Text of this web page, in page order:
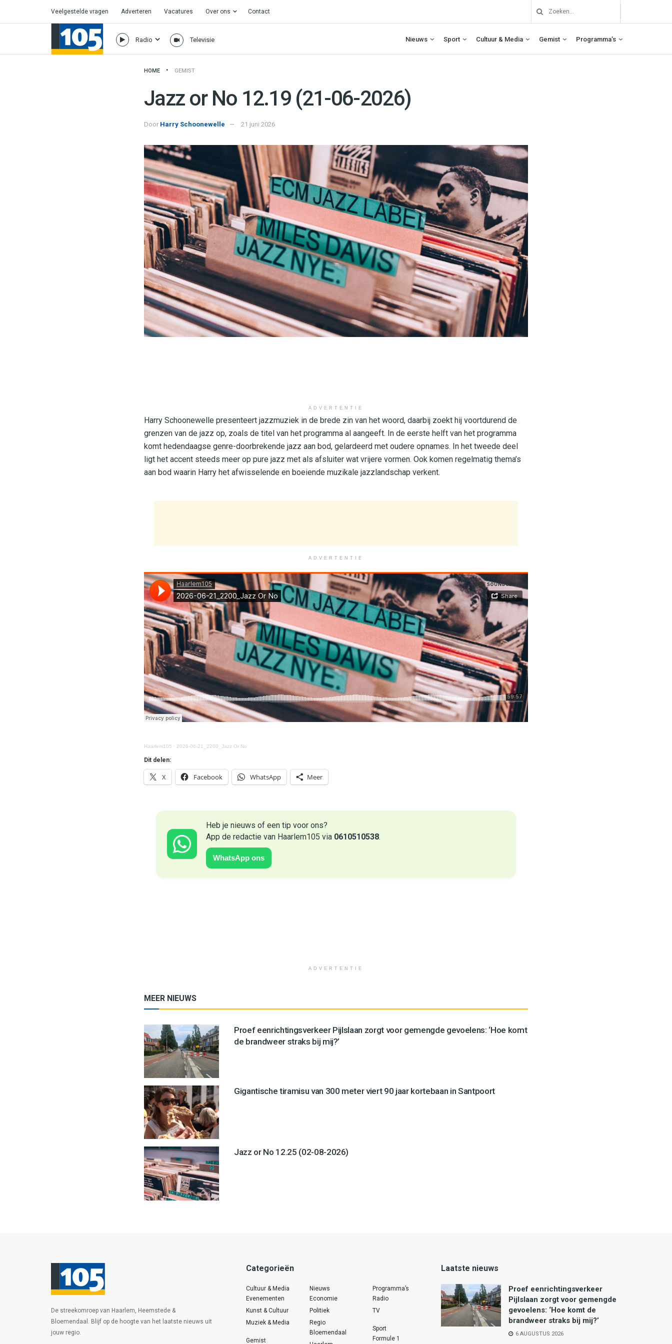
Veelgestelde vragen Adverteren Vacatures Over ons Contact
Radio Televisie Nieuws Sport Cultuur & Media Gemist Programma’s
HOME GEMIST
Jazz or No 12.19 (21-06-2026)
Door Harry Schoonewelle 21 juni 2026
ADVERTENTIE
Harry Schoonewelle presenteert jazzmuziek in de brede zin van het woord, daarbij zoekt hij voortdurend de
grenzen van de jazz op, zoals de titel van het programma al aangeeft. In de eerste helft van het programma
komt hedendaagse genre-doorbrekende jazz aan bod, gelardeerd met oudere opnames. In het tweede deel
ligt het accent steeds meer op pure jazz met als afsluiter wat vrijere vormen. Ook komen regelmatig thema’s
aan bod waarin Harry het afwisselende en boeiende muzikale jazzlandschap verkent.
ADVERTENTIE
Haarlem105 · 2026-06-21_2200_Jazz Or No
Dit delen:
X Facebook WhatsApp Meer
Heb je nieuws of een tip voor ons?
App de redactie van Haarlem105 via 0610510538.
WhatsApp ons
ADVERTENTIE
MEER NIEUWS
Proef eenrichtingsverkeer Pijlslaan zorgt voor gemengde gevoelens: ‘Hoe komt
de brandweer straks bij mij?’
Gigantische tiramisu van 300 meter viert 90 jaar kortebaan in Santpoort
Jazz or No 12.25 (02-08-2026)
De streekomroep van Haarlem, Heemstede &
Bloemendaal. Blijf op de hoogte van het laatste nieuws uit
jouw regio.
Categorieën
Cultuur & Media
Evenementen
Kunst & Cultuur
Muziek & Media
Gemist
Nieuws
Economie
Politiek
Regio
Bloemendaal
Programma’s
Radio
TV
Sport
Formule 1
Laatste nieuws
Proef eenrichtingsverkeer
Pijlslaan zorgt voor gemengde
gevoelens: ‘Hoe komt de
brandweer straks bij mij?’
6 AUGUSTUS 2026